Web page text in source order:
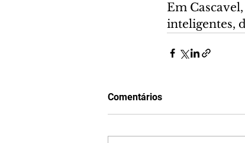
Em
inteligentes,
Comentários